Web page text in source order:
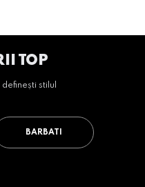
TOP
stilul
BARBATI